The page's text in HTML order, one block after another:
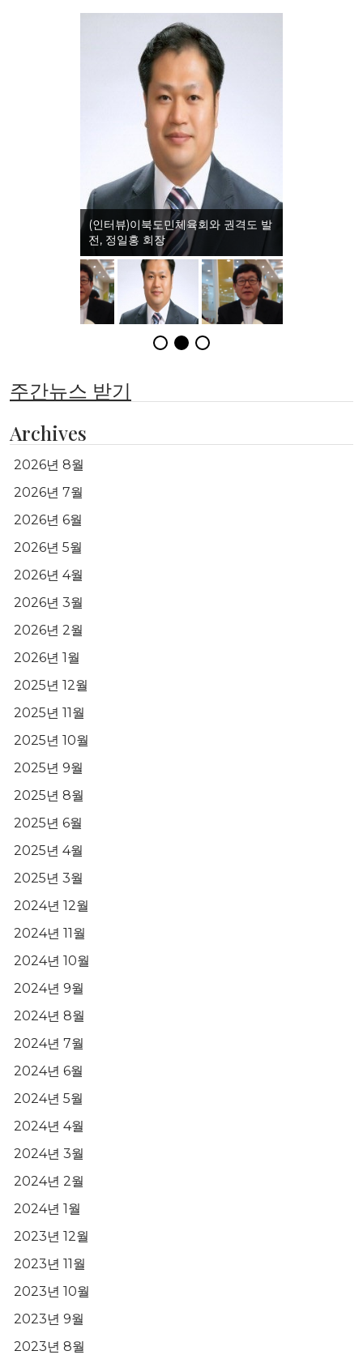
(인터뷰)이북도민체육회와 권격도 발
전, 정일홍 회장
주간뉴스 받기
Archives
2026년 8월
2026년 7월
2026년 6월
2026년 5월
2026년 4월
2026년 3월
2026년 2월
2026년 1월
2025년 12월
2025년 11월
2025년 10월
2025년 9월
2025년 8월
2025년 6월
2025년 4월
2025년 3월
2024년 12월
2024년 11월
2024년 10월
2024년 9월
2024년 8월
2024년 7월
2024년 6월
2024년 5월
2024년 4월
2024년 3월
2024년 2월
2024년 1월
2023년 12월
2023년 11월
2023년 10월
2023년 9월
2023년 8월